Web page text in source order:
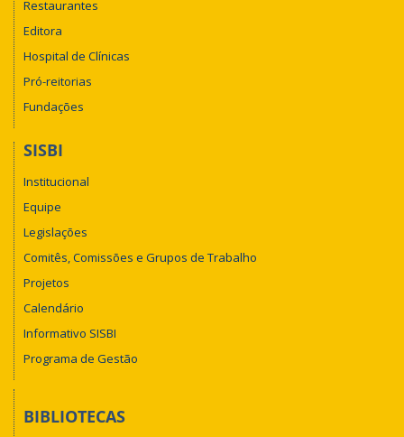
Restaurantes
Editora
Hospital de Clínicas
Pró-reitorias
Fundações
SISBI
Institucional
Equipe
Legislações
Comitês, Comissões e Grupos de Trabalho
Projetos
Calendário
Informativo SISBI
Programa de Gestão
BIBLIOTECAS